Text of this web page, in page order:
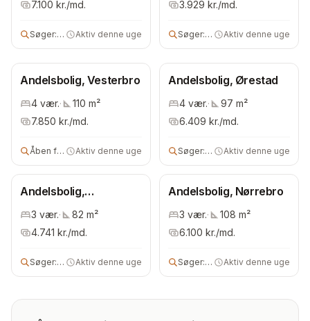
7.100 kr./md.
Søger:3 vær andels- eller ejerbolig
Aktiv denne uge
3.929 kr./md.
Søger:andelsbolig
Aktiv denne uge
Andelsbolig, Vesterbro
4 vær.· 110 m²
7.850 kr./md.
Åben for alle Aktiv denne uge
Andelsbolig, Ørestad
4 vær.· 97 m²
6.409 kr./md.
Søger:andelsbolig
Aktiv denne uge
Andelsbolig,
Bispebjerg
3 vær.· 82 m²
4.741 kr./md.
Søger:2 vær andelsbolig
Aktiv denne uge
Andelsbolig, Nørrebro
3 vær.· 108 m²
6.100 kr./md.
Søger:3 vær bolig
Aktiv denne uge